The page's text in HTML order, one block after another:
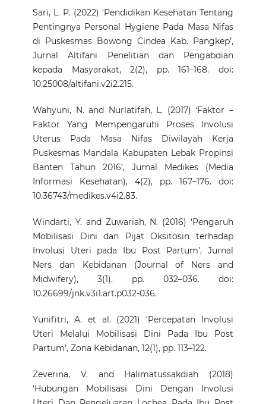
Sari, L. P. (2022) ‘Pendidikan Kesehatan Tentang
Pentingnya Personal Hygiene Pada Masa Nifas
di Puskesmas Bowong Cindea Kab. Pangkep’,
Jurnal Altifani Penelitian dan Pengabdian
kepada Masyarakat, 2(2), pp. 161–168. doi:
10.25008/altifani.v2i2.215.
Wahyuni, N. and Nurlatifah, L. (2017) ‘Faktor –
Faktor Yang Mempengaruhi Proses Involusi
Uterus Pada Masa Nifas Diwilayah Kerja
Puskesmas Mandala Kabupaten Lebak Propinsi
Banten Tahun 2016’, Jurnal Medikes (Media
Informasi Kesehatan), 4(2), pp. 167–176. doi:
10.36743/medikes.v4i2.83.
Windarti, Y. and Zuwariah, N. (2016) ‘Pengaruh
Mobilisasi Dini dan Pijat Oksitosin terhadap
Involusi Uteri pada Ibu Post Partum’, Jurnal
Ners dan Kebidanan (Journal of Ners and
Midwifery), 3(1), pp. 032–036. doi:
10.26699/jnk.v3i1.art.p032-036.
Yunifitri, A. et al. (2021) ‘Percepatan Involusi
Uteri Melalui Mobilisasi Dini Pada Ibu Post
Partum’, Zona Kebidanan, 12(1), pp. 113–122.
Zeverina, V. and Halimatussakdiah (2018)
‘Hubungan Mobilisasi Dini Dengan Involusi